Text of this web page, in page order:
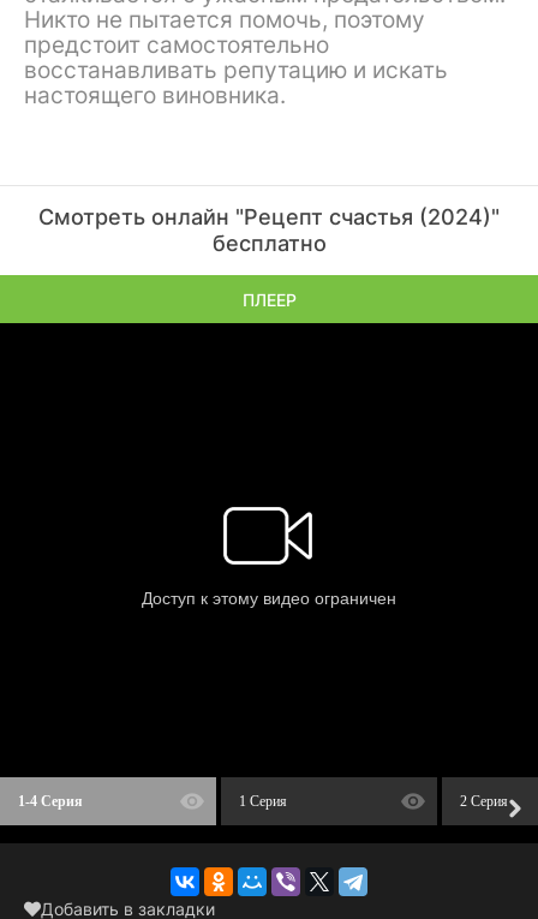
Никто не пытается помочь, поэтому
предстоит самостоятельно
восстанавливать репутацию и искать
настоящего виновника.
Смотреть онлайн "Рецепт счастья (2024)"
бесплатно
ПЛЕЕР
1-4 Серия 1 Серия 2 Серия
Добавить в закладки